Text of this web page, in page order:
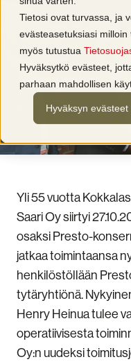
Tietosi ovat turvassa, ja
evästeasetuksiasi
myös tutustua
Hyväksytkö evästeet,
parhaan mahdollisen
Hyväksyn evästeet
Yritysuutiset
Presto
Sammutinhuolto
Tarja Vilmi 1 min
Yli 55 vuotta
Saari Oy siirtyi
osaksi Presto-
jatkaa toimintaansa
henkilöstöllään
tytäryhtiönä.
Henry Heinua tulee
operatiivisesta
Oy:n uudeksi